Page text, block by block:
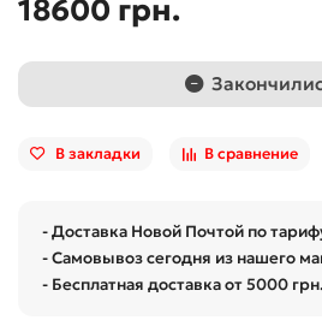
18600 грн.
В закладки В сравнение
- Доставка Новой Почтой по
- Самовывоз сегодня из нашего
- Бесплатная доставка от 5000